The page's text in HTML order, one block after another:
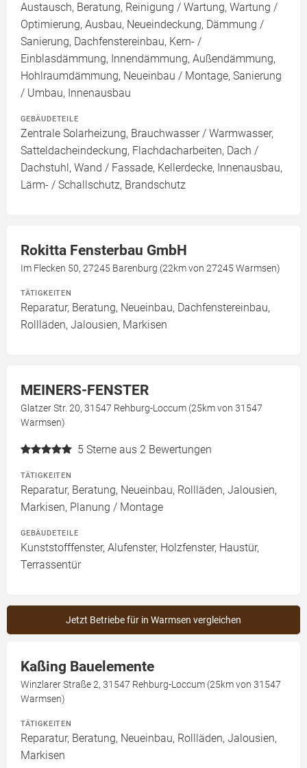
Austausch, Beratung, Reinigung / Wartung, Wartung /
Optimierung, Ausbau, Neueindeckung, Dämmung /
Sanierung, Dachfenstereinbau, Kern- /
Einblasdämmung, Innendämmung, Außendämmung,
Hohlraumdämmung, Neueinbau / Montage, Sanierung
/ Umbau, Innenausbau
GEBÄUDETEILE
Zentrale Solarheizung, Brauchwasser / Warmwasser,
Satteldacheindeckung, Flachdacharbeiten, Dach /
Dachstuhl, Wand / Fassade, Kellerdecke, Innenausbau,
Lärm- / Schallschutz, Brandschutz
Rokitta Fensterbau GmbH
Im Flecken 50, 27245 Barenburg (22km von 27245 Warmsen)
TÄTIGKEITEN
Reparatur, Beratung, Neueinbau, Dachfenstereinbau,
Rollläden, Jalousien, Markisen
MEINERS-FENSTER
Glatzer Str. 20, 31547 Rehburg-Loccum (25km von 31547
Warmsen)
5 Sterne aus 2 Bewertungen
TÄTIGKEITEN
Reparatur, Beratung, Neueinbau, Rollläden, Jalousien,
Markisen, Planung / Montage
GEBÄUDETEILE
Kunststofffenster, Alufenster, Holzfenster, Haustür,
Terrassentür
Jetzt Betriebe für in Warmsen vergleichen
Kaßing Bauelemente
Winzlarer Straße 2, 31547 Rehburg-Loccum (25km von 31547
Warmsen)
TÄTIGKEITEN
Reparatur, Beratung, Neueinbau, Rollläden, Jalousien,
Markisen